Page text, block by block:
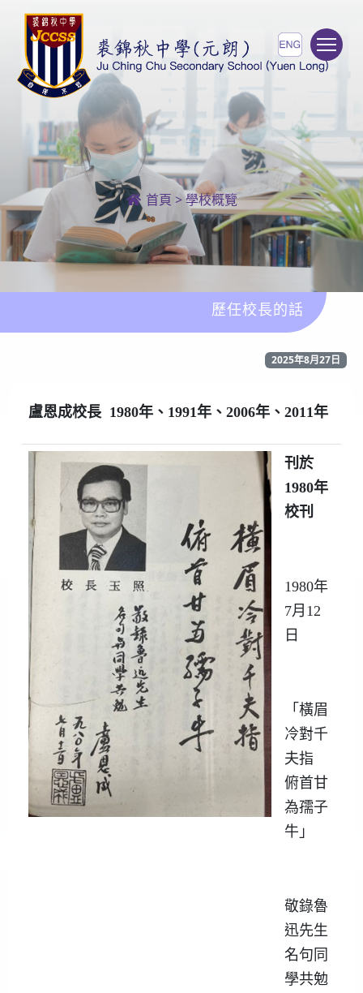
首頁 >學校概覽
歷任校長的話
2025年8月27日
盧恩成校長1980年、 1991年、 2006年、 2011年
刊於
1980年
校刊
1980年
7月12
日
「橫眉
冷對千
夫指
俯首甘
為孺子
牛」
敬錄魯
迅先生
名句同
學共勉